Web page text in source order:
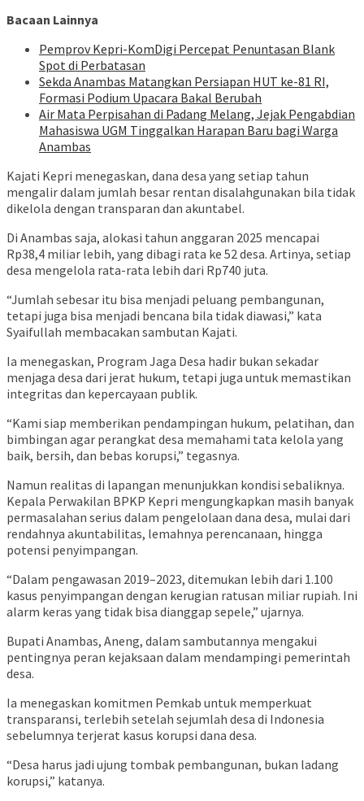
Bacaan Lainnya
Pemprov Kepri-KomDigi Percepat Penuntasan Blank
Spot di Perbatasan
Sekda Anambas Matangkan Persiapan HUT ke-81 RI,
Formasi Podium Upacara Bakal Berubah
Air Mata Perpisahan di Padang Melang, Jejak Pengabdian
Mahasiswa UGM Tinggalkan Harapan Baru bagi Warga
Anambas
Kajati Kepri menegaskan, dana desa yang setiap tahun
mengalir dalam jumlah besar rentan disalahgunakan bila tidak
dikelola dengan transparan dan akuntabel.
Di Anambas saja, alokasi tahun anggaran 2025 mencapai
Rp38,4 miliar lebih, yang dibagi rata ke 52 desa. Artinya, setiap
desa mengelola rata-rata lebih dari Rp740 juta.
“Jumlah sebesar itu bisa menjadi peluang pembangunan,
tetapi juga bisa menjadi bencana bila tidak diawasi,” kata
Syaifullah membacakan sambutan Kajati.
Ia menegaskan, Program Jaga Desa hadir bukan sekadar
menjaga desa dari jerat hukum, tetapi juga untuk memastikan
integritas dan kepercayaan publik.
“Kami siap memberikan pendampingan hukum, pelatihan, dan
bimbingan agar perangkat desa memahami tata kelola yang
baik, bersih, dan bebas korupsi,” tegasnya.
Namun realitas di lapangan menunjukkan kondisi sebaliknya.
Kepala Perwakilan BPKP Kepri mengungkapkan masih banyak
permasalahan serius dalam pengelolaan dana desa, mulai dari
rendahnya akuntabilitas, lemahnya perencanaan, hingga
potensi penyimpangan.
“Dalam pengawasan 2019–2023, ditemukan lebih dari 1.100
kasus penyimpangan dengan kerugian ratusan miliar rupiah. Ini
alarm keras yang tidak bisa dianggap sepele,” ujarnya.
Bupati Anambas, Aneng, dalam sambutannya mengakui
pentingnya peran kejaksaan dalam mendampingi pemerintah
desa.
Ia menegaskan komitmen Pemkab untuk memperkuat
transparansi, terlebih setelah sejumlah desa di Indonesia
sebelumnya terjerat kasus korupsi dana desa.
“Desa harus jadi ujung tombak pembangunan, bukan ladang
korupsi,” katanya.